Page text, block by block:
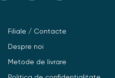
Filiale / Contacte
Despre noi
Metode de livrare